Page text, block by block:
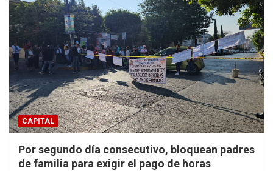
CAPITAL
Por segundo día consecutivo, bloquean padres
de familia para exigir el pago de horas